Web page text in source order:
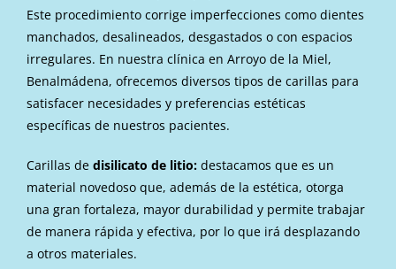
Este procedimiento corrige imperfecciones como dientes
manchados, desalineados, desgastados o con espacios
irregulares. En nuestra clínica en Arroyo de la Miel,
Benalmádena, ofrecemos diversos tipos de carillas para
satisfacer necesidades y preferencias estéticas
específicas de nuestros pacientes.
Carillas de disilicato de litio: destacamos que es un
material novedoso que, además de la estética, otorga
una gran fortaleza, mayor durabilidad y permite trabajar
de manera rápida y efectiva, por lo que irá desplazando
a otros materiales.